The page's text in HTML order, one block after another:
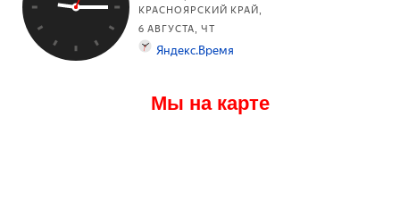
Мы на карте